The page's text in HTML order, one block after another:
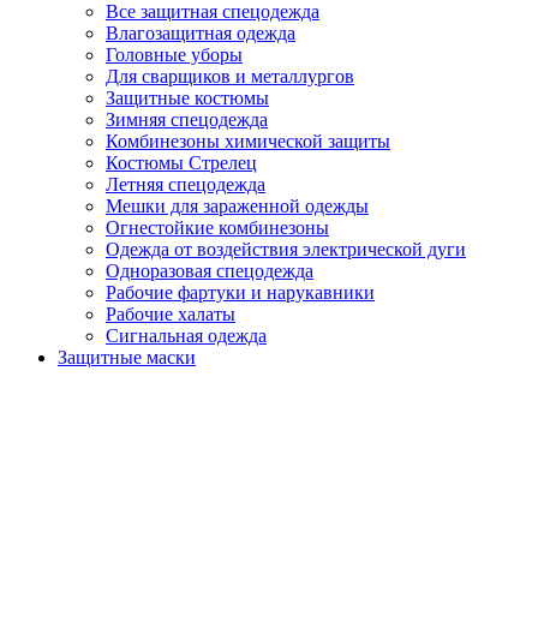
Все защитная спецодежда
Влагозащитная одежда
Головные уборы
Для сварщиков и металлургов
Защитные костюмы
Зимняя спецодежда
Комбинезоны химической защиты
Костюмы Стрелец
Летняя спецодежда
Мешки для зараженной одежды
Огнестойкие комбинезоны
Одежда от воздействия электрической дуги
Одноразовая спецодежда
Рабочие фартуки и нарукавники
Рабочие халаты
Сигнальная одежда
Защитные маски